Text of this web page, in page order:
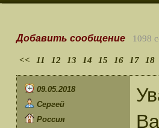
Добавить сообщение 1098
<< 11 12 13 14 15 16 17 18
09.05.2018
Сергей
Россия